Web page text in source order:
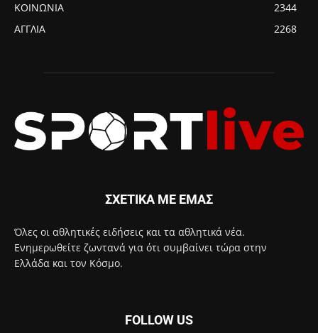
ΚΟΙΝΩΝΙΑ
2344
ΑΓΓΛΙΑ
2268
ΣΧΕΤΙΚΑ ΜΕ ΕΜΑΣ
Όλες οι αθλητικές ειδήσεις και τα αθλητικά νέα.
Ενημερωθείτε ζωντανά για ότι συμβαίνει τώρα στην
Ελλάδα και τον Κόσμο.
FOLLOW US